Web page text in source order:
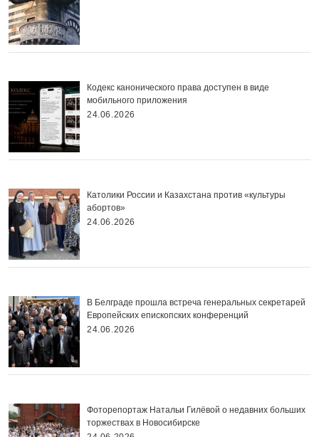
Кодекс канонического права доступен в виде
мобильного приложения
24.06.2026
Католики России и Казахстана против «культуры
абортов»
24.06.2026
В Белграде прошла встреча генеральных секретарей
Европейских епископских конференций
24.06.2026
Фоторепортаж Натальи Гилёвой о недавних больших
торжествах в Новосибирске